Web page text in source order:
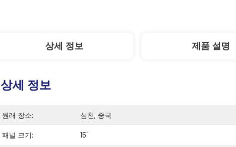
상세 정보 제품 설명
상세 정보
원래 장소: 심천, 중국
패널 크기:
15"